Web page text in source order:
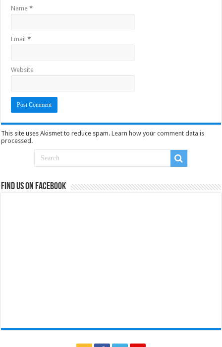
Name*
Email*
Website
This site uses Akismet to reduce spam.Learn how your comment data is
processed .
Find us on Facebook